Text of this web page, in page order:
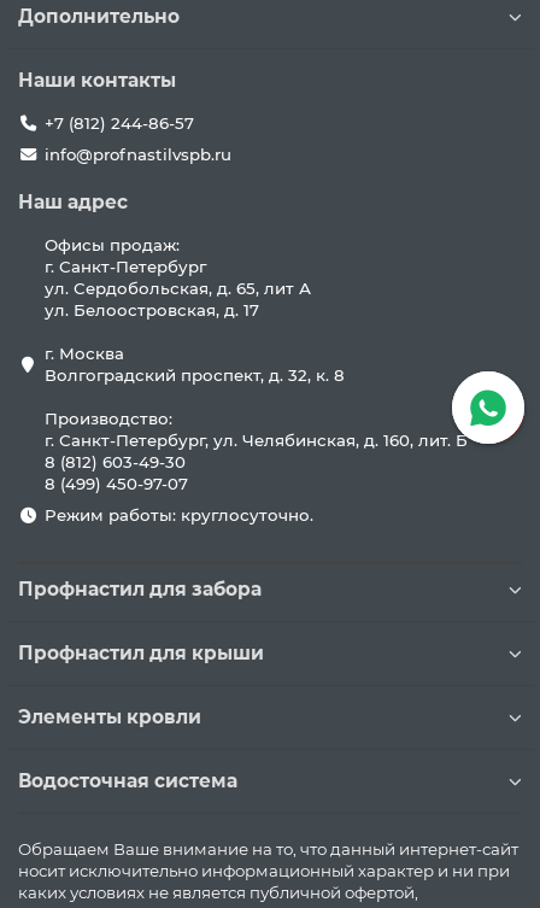
Дополнительно
Наши контакты
+7 (812) 244-86-57
info@profnastilvspb.ru
Наш адрес
Офисы продаж:
г. Санкт-Петербург
ул. Сердобольская, д. 65, лит А
ул. Белоостровская, д. 17
г. Москва
Волгоградский проспект, д. 32, к. 8
Производство:
г. Санкт-Петербург, ул. Челябинская, д. 160, лит. Б
8 (812) 603-49-30
8 (499) 450-97-07
Режим работы: круглосуточно.
Профнастил для забора
Профнастил для крыши
Элементы кровли
Водосточная система
Обращаем Ваше внимание на то, что данный интернет-сайт
носит исключительно информационный характер и ни при
каких условиях не является публичной офертой,